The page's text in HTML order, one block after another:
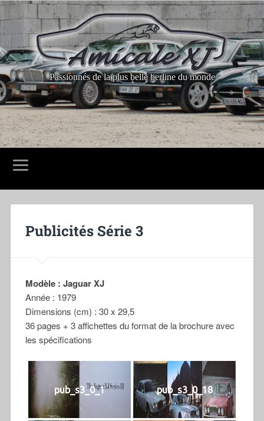
Passionnés de la plus belle berline du monde
Publicités Série 3
Modèle : Jaguar XJ
Année : 1979
Dimensions (cm) : 30 x 29,5
36 pages + 3 affichettes du format de la brochure avec
les spécifications
pub_s3_0_1 pub_s3_0_18